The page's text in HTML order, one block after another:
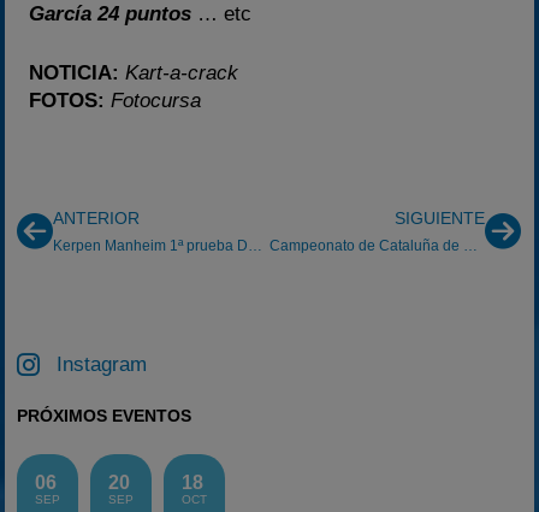
García 24 puntos … etc
NOTICIA:Kart-a-crack
FOTOS:Fotocursa
ANTERIOR
Kerpen Manheim 1ª prueba DKM
SIGUIENTE
Campeonato de Cataluña de Karting: Circuit de Sils
Instagram
PRÓXIMOS EVENTOS
06
SEP
20
SEP
18
OCT